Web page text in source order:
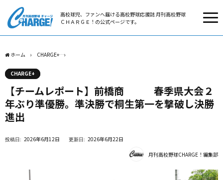
高校球児、ファンへ届ける高校野球応援誌 月刊高校野球
ＣＨＡＲＧＥ！の公式ページです。
ホーム CHARGE+
CHARGE+
【チームレポート】前橋商 春季県大会２
年ぶり準優勝。準決勝で桐生第一を撃破し決勝
進出
2026年6月12日 2026年6月22日
月刊高校野球CHARGE！編集部